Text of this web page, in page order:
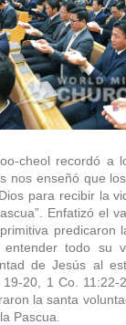
cheol recordó
nos enseñó que
para recibir la
Enfatizó el
todo su
de Jesús al
19-20, 1 Co.
la santa
Pascua.